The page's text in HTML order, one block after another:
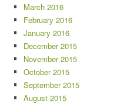
March 2016
February 2016
January 2016
December 2015
November 2015
October 2015
September 2015
August 2015